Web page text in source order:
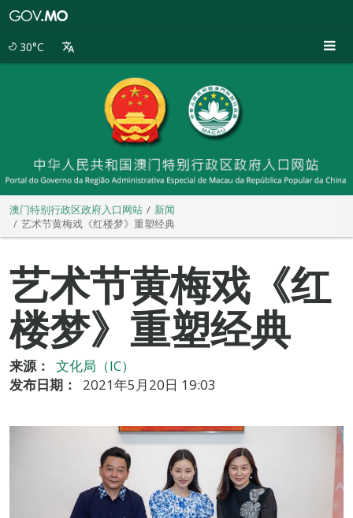
30°C
澳门特别行政区政府入口网站
新闻
艺术节黄梅戏《红楼梦》重塑经典
艺术节黄梅戏《红
楼梦》重塑经典
来源：
文化局（IC）
发布日期：
2021年5月20日 19:03